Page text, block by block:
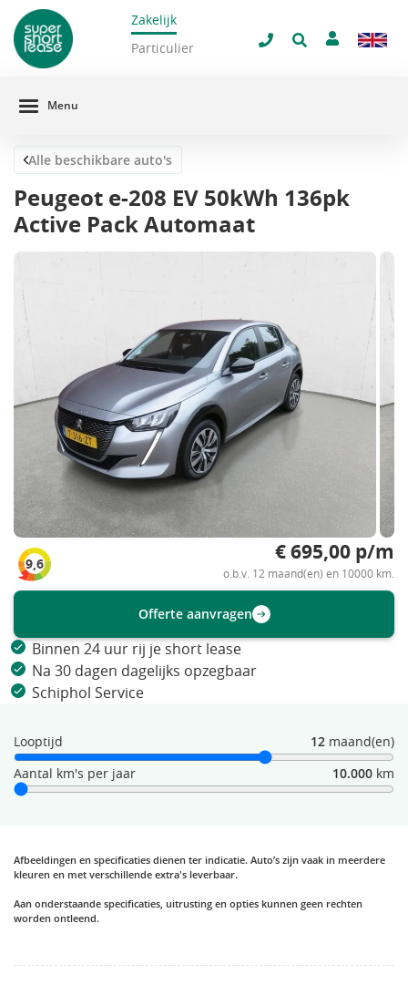
Zakelijk
Particulier
Menu
Alle beschikbare auto's
Peugeot e-208 EV 50kWh 136pk
Active Pack Automaat
9,6 € 695,00 p/m
o.b.v. 12 maand(en) en 10000 km.
Offerte aanvragen
Binnen 24 uur rij je short lease
Na 30 dagen dagelijks opzegbaar
Schiphol Service
Looptijd 12 maand(en)
Aantal km's per jaar
10.000 km
Afbeeldingen en specificaties dienen ter indicatie. Auto’s zijn vaak in meerdere
kleuren en met verschillende extra's leverbaar.
Aan onderstaande specificaties, uitrusting en opties kunnen geen rechten
worden ontleend.
Sluit